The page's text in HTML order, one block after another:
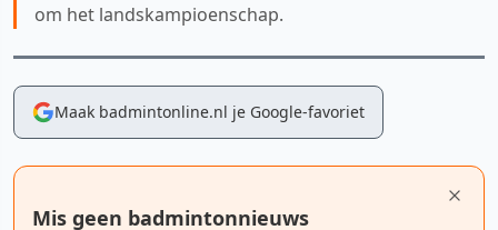
om het landskampioenschap.
Maak badmintonline.nl je Google-favoriet
Mis geen badmintonnieuws